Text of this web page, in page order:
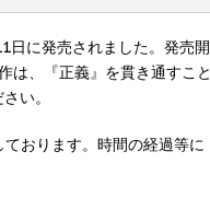
日に発売されました。発売開
は、『正義』を貫き通すこと
い。
おります。時間の経過等に